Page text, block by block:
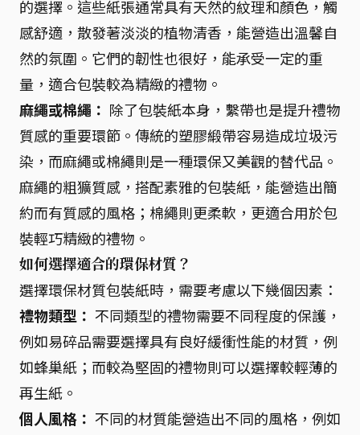
的選擇。這些紙張通常具有天然的紋理和顏色，觸
感舒適，散發著淡淡的植物清香，能營造出溫馨自
然的氛圍。它們的韌性也很好，能承受一定的重
量，適合包裝較為精緻的禮物。
麻繩或棉繩： 除了包裝紙本身，繫帶也是提升禮物
質感的重要環節。傳統的塑膠緞帶容易造成垃圾污
染，而麻繩或棉繩則是一種環保又美觀的替代品。
麻繩的粗獷質感，搭配素雅的包裝紙，能營造出簡
約而有質感的風格；棉繩則更柔軟，更適合用於包
裝輕巧精緻的禮物。
如何選擇適合的環保材質？
選擇環保材質包裝紙時，需要考慮以下幾個因素：
禮物類型： 不同類型的禮物需要不同程度的保護，
例如易碎品需要選擇具有良好緩衝性能的材質，例
如蜂巢紙；而較為堅固的禮物則可以選擇較輕薄的
再生紙。
個人風格： 不同的材質能營造出不同的風格，例如